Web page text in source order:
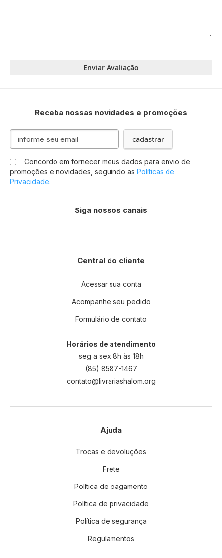
Enviar Avaliação
Receba nossas novidades e promoções
Inscreva-
nossa
Newsletter:
cadastrar
Concordo em fornecer meus dados para envio de
promoções e novidades, seguindo as Políticas de
Privacidade.
Siga nossos canais
Central do cliente
Acessar sua conta
Acompanhe seu pedido
Formulário de contato
Horários de atendimento
seg a sex 8h às 18h
(85) 8587-1467
contato@livrariashalom.org
Ajuda
Trocas e devoluções
Frete
Política de pagamento
Política de privacidade
Política de segurança
Regulamentos